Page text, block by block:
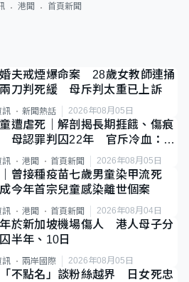
港聞 首頁新聞
夫戒煙爆命案 28歲女教師連捅
刀判死緩 母斥判太重已上訴
訊 新聞熱話 2026年08月05日
遭虐死｜解剖揭長期捱餓、傷痕
母認罪判囚22年 官斥冷血：同
惡劣
訊 港聞 首頁新聞 2026年08月05日
曾接種疫苗七歲男童染甲流死
今年首宗兒童感染離世個案
訊 港聞 首頁新聞 2026年08月04日
於新加坡機場傷人 港人母子分
半年、10日
訊 兩岸國際 2026年08月05日
不點名」談粉絲越界 日女死忠